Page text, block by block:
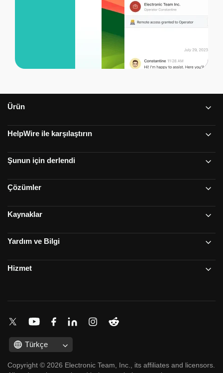
Ürün
HelpWire ile karşılaştırın
Şunun için derlendi
Çözümler
Kaynaklar
Yardım ve Bilgi
Hizmet
Türkçe
Copyright © 2026 Electronic Team, Inc., its affiliates and licensors.